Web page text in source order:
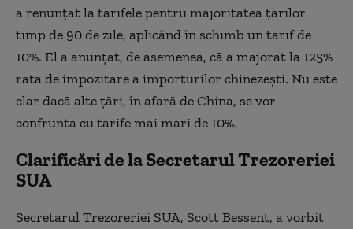
a renunțat la tarifele pentru majoritatea țărilor
timp de 90 de zile, aplicând în schimb un tarif de
10%. El a anunțat, de asemenea, că a majorat la 125%
rata de impozitare a importurilor chinezești. Nu este
clar dacă alte țări, în afară de China, se vor
confrunta cu tarife mai mari de 10%.
Clarificări de la Secretarul Trezoreriei
SUA
Secretarul Trezoreriei SUA, Scott Bessent, a vorbit